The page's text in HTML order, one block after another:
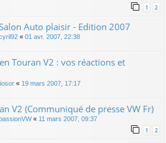
1 2
Auto plaisir - Edition 2007
« 01 avr. 2007, 22:38
Touran V2 : vos réactions et
« 19 mars 2007, 17:17
V2 (Communiqué de presse VW Fr)
« 11 mars 2007, 09:37
1 2